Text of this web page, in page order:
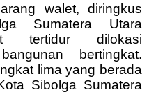
walet, diringkus
Sumatera Utara
tertidur dilokasi
bertingkat.
lima yang berada
Sibolga Sumatera